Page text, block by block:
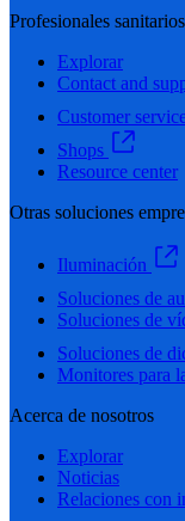
Profesionales sanitarios
Explorar
Contact and
Customer
Shops
Resource center
Otras soluciones
Iluminación
Soluciones de
Soluciones de
Soluciones de
Monitores para
Acerca de nosotros
Explorar
Noticias
Relaciones con